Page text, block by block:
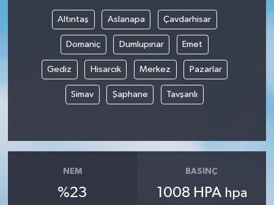
Altıntaş Aslanapa Çavdarhisar
Domaniç Dumlupınar Emet
Gediz Hisarcık Merkez Pazarlar
Simav Şaphane Tavşanlı
NEM
%23
BASINÇ
1008 HPA hpa